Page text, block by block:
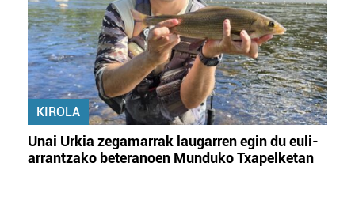
KIROLA
Unai Urkia zegamarrak laugarren egin du euli-
arrantzako beteranoen Munduko Txapelketan